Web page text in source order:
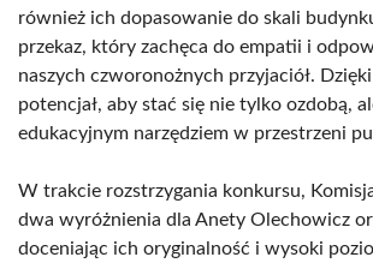
również ich dopasowanie do skali
przekaz, który zachęca do empatii i
naszych czworonożnych przyjaciół.
potencjał, aby stać się nie tylko ozdobą,
edukacyjnym narzędziem w przestrzeni
W trakcie rozstrzygania konkursu,
dwa wyróżnienia dla Anety Olechowicz
doceniając ich oryginalność i wysoki